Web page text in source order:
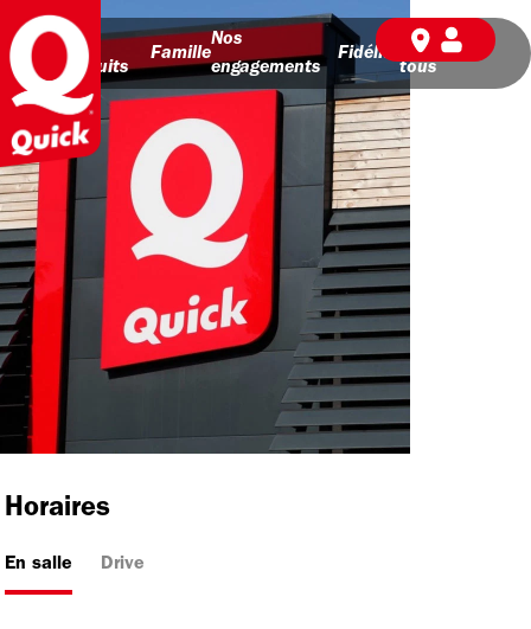
Nos
produits
Famille
Nos
engagements
Fidélité
BD pour
tous
Horaires
En salle Drive